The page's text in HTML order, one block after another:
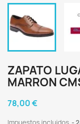
ZAPATO
MARRON
78,00 €